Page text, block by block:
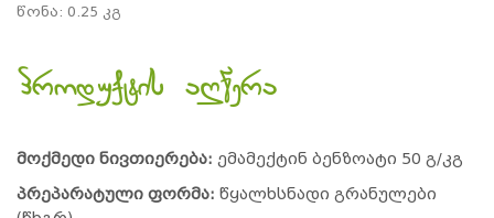
წონა: 0.25 კგ
პროდუქტის აღწერა
მოქმედი ნივთიერება: ემამექტინ ბენზოატი 50 გ/კგ
პრეპარატული ფორმა: წყალხსნადი გრანულები